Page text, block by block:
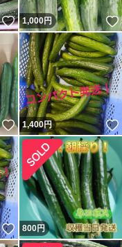
いいね！
1,000円
いいね！
1,400円
いいね！
800円